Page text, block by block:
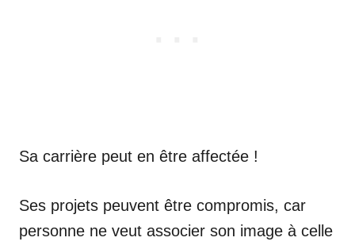
Sa carrière peut en être affectée !
Ses projets peuvent être compromis, car
personne ne veut associer son image à celle